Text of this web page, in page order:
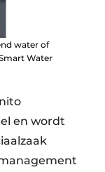
water of
Water
en wordt